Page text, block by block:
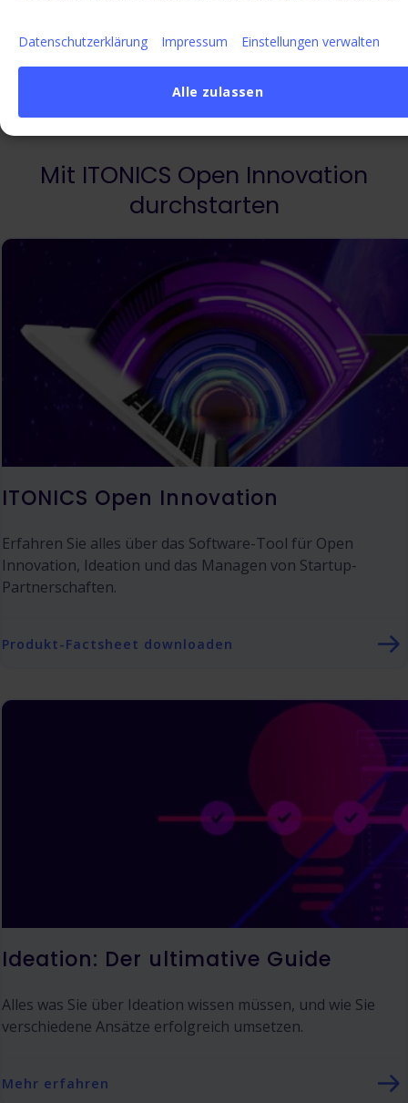
Datenschutzerklärung Impressum Einstellungen verwalten
Alle zulassen
2
Mit ITONICS Open Innovation
durchstarten
ITONICS Open Innovation
Erfahren Sie alles über das Software-Tool für Open
Innovation, Ideation und das Managen von Startup-
Partnerschaften.
Produkt-Factsheet downloaden
Ideation: Der ultimative Guide
Alles was Sie über Ideation wissen müssen, und wie Sie
verschiedene Ansätze erfolgreich umsetzen.
Mehr erfahren